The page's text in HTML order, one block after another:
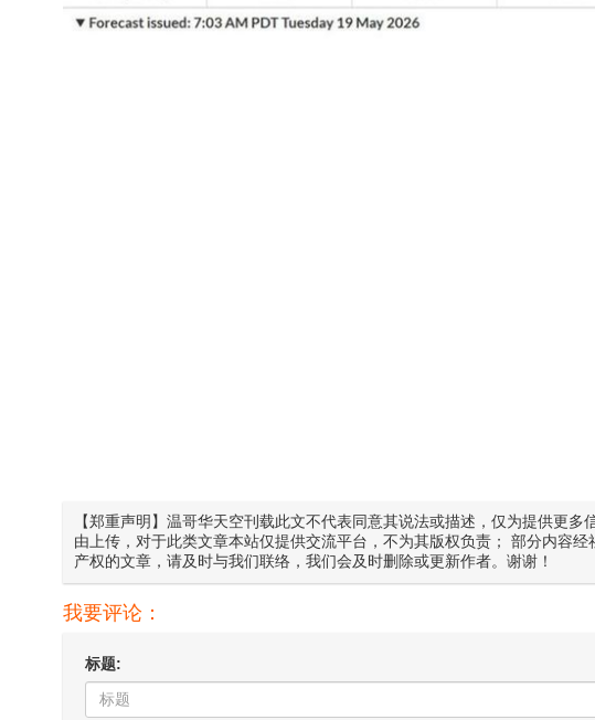
【郑重声明】温哥华天空刊载此文不代表同意其说法或描述，仅为提供更
由上传，对于此类文章本站仅提供交流平台，不为其版权负责； 部分内容
产权的文章，请及时与我们联络，我们会及时删除或更新作者。谢谢！
我要评论：
标题: